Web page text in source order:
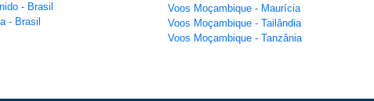
- Brasil
- Brasil
Voos Moçambique - Maurícia
Voos Moçambique - Tailândia
Voos Moçambique - Tanzânia